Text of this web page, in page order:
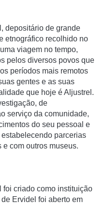
depositário de grande
etnográfico recolhido no
viagem no tempo,
pelos diversos povos que
períodos mais remotos
gentes e as suas
que hoje é Aljustrel.
de
serviço da comunidade,
do seu pessoal e
parcerias
com outros museus.
foi criado como instituição
Ervidel foi aberto em